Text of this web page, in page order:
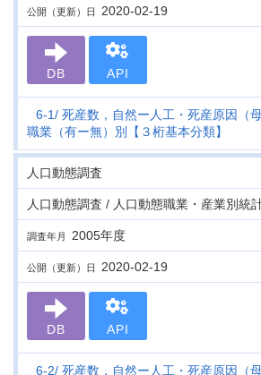
公開（更新）日 2020-02-19
DB API
6-1 死産数，自然ー人工・死産原因（
職業（有ー無）別【３桁基本分類】
人口動態調査
人口動態調査 / 人口動態職業・産業別統
調査年月 2005年度
公開（更新）日 2020-02-19
DB API
6-2 死産数，自然ー人工・死産原因（